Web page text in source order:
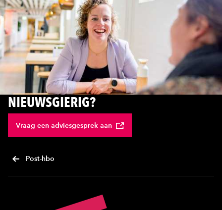
NIEUWSGIERIG?
Vraag een adviesgesprek aan
Post-hbo